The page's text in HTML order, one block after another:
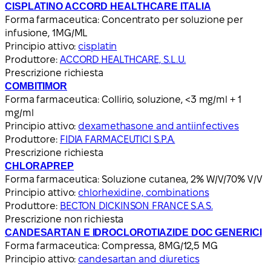
CISPLATINO ACCORD HEALTHCARE ITALIA
Forma farmaceutica: Concentrato per soluzione per
infusione, 1MG/ML
Principio attivo: cisplatin
Produttore: ACCORD HEALTHCARE, S.L.U.
Prescrizione richiesta
COMBITIMOR
Forma farmaceutica: Collirio, soluzione, <3 mg/ml + 1
mg/ml
Principio attivo: dexamethasone and antiinfectives
Produttore: FIDIA FARMACEUTICI S.P.A.
Prescrizione richiesta
CHLORAPREP
Forma farmaceutica: Soluzione cutanea, 2% W/V/70% V/V
Principio attivo: chlorhexidine, combinations
Produttore: BECTON DICKINSON FRANCE S.A.S.
Prescrizione non richiesta
CANDESARTAN E IDROCLOROTIAZIDE DOC GENERICI
Forma farmaceutica: Compressa, 8MG/12,5 MG
Principio attivo: candesartan and diuretics